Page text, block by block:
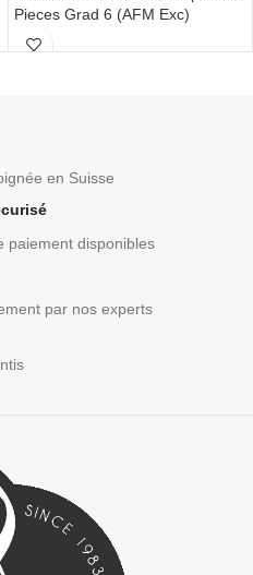
Pieces Grad 6 (AFM Exc)
en Suisse
paiement disponibles
par nos experts